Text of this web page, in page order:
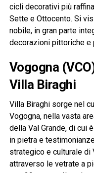
cicli decorativi più
Sette e Ottocento. Si
nobile, in gran parte
decorazioni pittoriche e
Vogogna
Villa Biraghi
Villa Biraghi sorge nel
Vogogna, nella vasta
della Val Grande, di cui
in pietra e
strategico e culturale di
attraverso le vetrate a